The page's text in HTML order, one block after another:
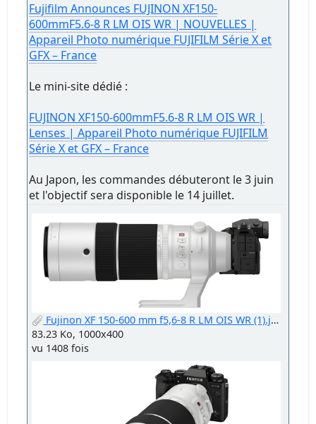
Fujifilm Announces FUJINON XF150-
600mmF5.6-8 R LM OIS WR | NOUVELLES |
Appareil Photo numérique FUJIFILM Série X et
GFX – France
Le mini-site dédié :
FUJINON XF150-600mmF5.6-8 R LM OIS WR |
Lenses | Appareil Photo numérique FUJIFILM
Série X et GFX – France
Au Japon, les commandes débuteront le 3 juin
et l'objectif sera disponible le 14 juillet.
Fujinon XF 150-600 mm f5,6-8 R LM OIS WR (1).jpg
83.23 Ko, 1000x400
vu 1408 fois